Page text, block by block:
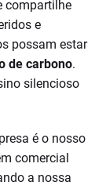
compartilhe
e
possam estar
de carbono.
silencioso
é o nosso
comercial
a nossa